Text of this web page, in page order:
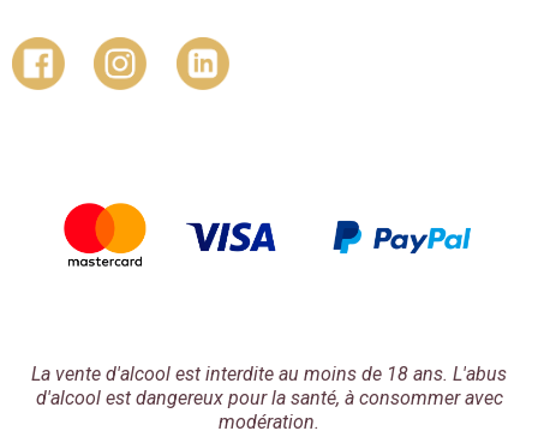
La vente d'alcool est interdite au moins de 18 ans. L'abus
d'alcool est dangereux pour la santé, à consommer avec
modération.